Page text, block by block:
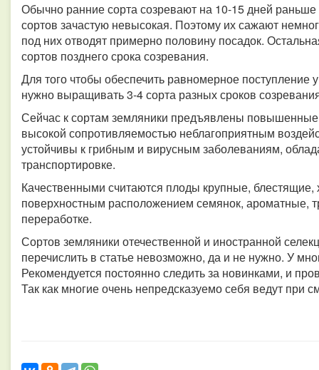
Обычно ранние сорта созревают на 10-15 дней
сортов зачастую невысокая. Поэтому их сажают
под них отводят примерно половину посадок.
сортов позднего срока созревания.
Для того чтобы обеспечить равномерное поступление
нужно выращивать 3-4 сорта разных сроков
Сейчас к сортам земляники предъявлены
высокой сопротивляемостью неблагоприятным
устойчивы к грибным и вирусным заболеваниям,
транспортировке.
Качественными считаются плоды крупные,
поверхностным расположением семянок, ароматные,
переработке.
Сортов земляники отечественной и иностранной
перечислить в статье невозможно, да и не нужно. У
Рекомендуется постоянно следить за новинками, и
Так как многие очень непредсказуемо себя ведут при